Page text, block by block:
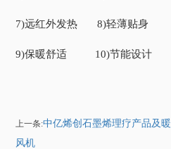
7)远红外发热 8)轻薄贴身
9)保暖舒适 10)节能设计
上一条:中亿烯创石墨烯理疗产品及暖
风机